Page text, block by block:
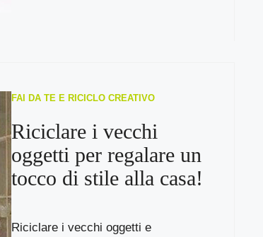
FAI DA TE E RICICLO CREATIVO
Riciclare i vecchi
oggetti per regalare un
tocco di stile alla casa!
Riciclare i vecchi oggetti e